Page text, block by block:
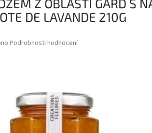
Z OBLASTI GARD S
DE LAVANDE 210G
Podrobnosti hodnocení